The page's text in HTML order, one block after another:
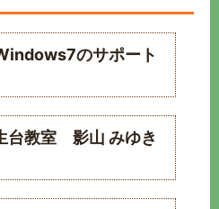
のサポート
教室 影山 みゆき